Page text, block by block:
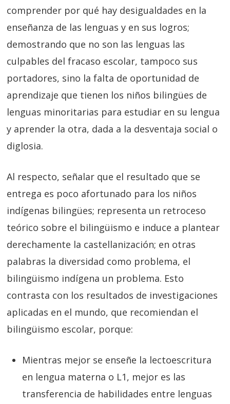
comprender por qué hay desigualdades en la
enseñanza de las lenguas y en sus logros;
demostrando que no son las lenguas las
culpables del fracaso escolar, tampoco sus
portadores, sino la falta de oportunidad de
aprendizaje que tienen los niños bilingües de
lenguas minoritarias para estudiar en su lengua
y aprender la otra, dada a la desventaja social o
diglosia.
Al respecto, señalar que el resultado que se
entrega es poco afortunado para los niños
indígenas bilingües; representa un retroceso
teórico sobre el bilingüismo e induce a plantear
derechamente la castellanización; en otras
palabras la diversidad como problema, el
bilingüismo indígena un problema. Esto
contrasta con los resultados de investigaciones
aplicadas en el mundo, que recomiendan el
bilingüismo escolar, porque:
Mientras mejor se enseñe la lectoescritura
en lengua materna o L1, mejor es las
transferencia de habilidades entre lenguas